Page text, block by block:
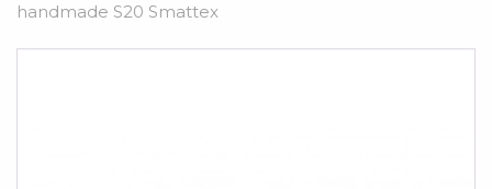
handmade S20 Smattex